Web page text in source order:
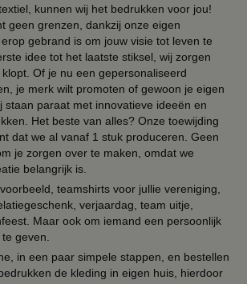
kunnen wij het bedrukken voor jou!
geen grenzen, dankzij onze eigen
gebrand is om jouw visie tot leven te
idee tot het laatste stiksel, wij zorgen
Of je nu een gepersonaliseerd
je merk wilt promoten of gewoon je eigen
staan paraat met innovatieve ideeën en
Het beste van alles? Onze toewijding
dat we al vanaf 1 stuk produceren. Geen
je zorgen over te maken, omdat we
belangrijk is.
teamshirts voor jullie vereniging,
verjaardag, team uitje,
Maar ook om iemand een persoonlijk
geven.
in een paar simpele stappen, en bestellen
de kleding in eigen huis, hierdoor